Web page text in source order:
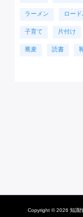
ラーメン ロー
子育て 片付け
蕎麦 読書
Copyright © 2026 知識